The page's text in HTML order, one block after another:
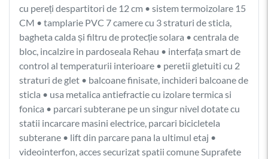
cu pereți despartitori de 12 cm • sistem termoizolare 15
CM • tamplarie PVC 7 camere cu 3 straturi de sticla,
bagheta calda și filtru de protecție solara • centrala de
bloc, incalzire in pardoseala Rehau • interfața smart de
control al temperaturii interioare • peretii gletuiti cu 2
straturi de glet • balcoane finisate, inchideri balcoane de
sticla • usa metalica antiefractie cu izolare termica si
fonica • parcari subterane pe un singur nivel dotate cu
statii incarcare masini electrice, parcari bicicletela
subterane • lift din parcare pana la ultimul etaj •
videointerfon, acces securizat spatii comune Suprafete